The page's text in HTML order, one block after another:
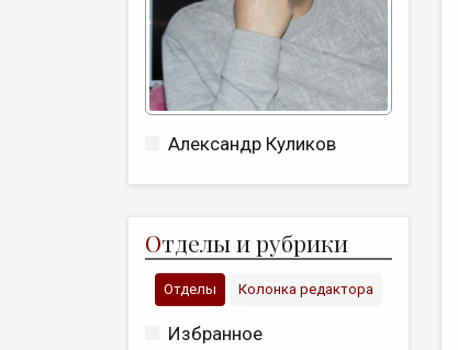
Александр Куликов
Отделы и рубрики
Отделы Колонка редактора
Избранное